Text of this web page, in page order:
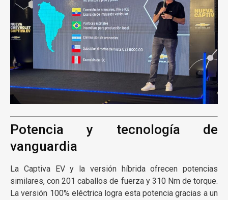
Potencia y tecnología de
vanguardia
La Captiva EV y la versión híbrida ofrecen potencias
similares, con 201 caballos de fuerza y 310 Nm de torque.
La versión 100% eléctrica logra esta potencia gracias a un